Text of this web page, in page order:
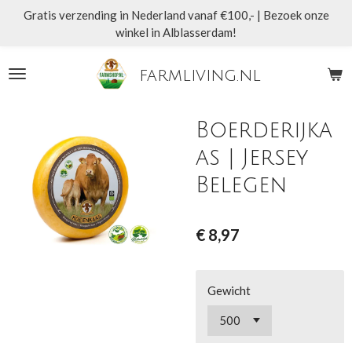
de
farmliving.nl
Gratis verzending in Nederland vanaf €100,- | Bezoek onze
winkel in Alblasserdam!
Boerderijka
as | Jersey
Belegen
€ 8,97
Gewicht